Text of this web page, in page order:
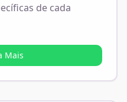
de cada
Mais